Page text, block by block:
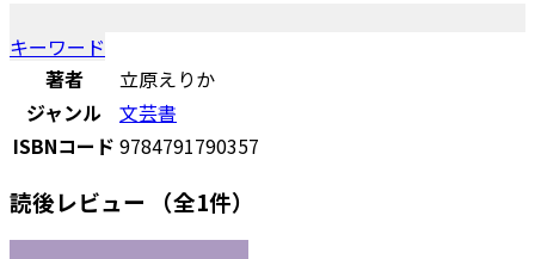
キーワード
著者
立原えりか
ジャンル
文芸書
ISBNコード 9784791790357
読後レビュー （全1件）